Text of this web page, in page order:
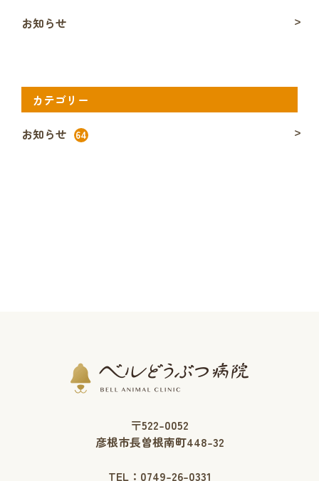
お知らせ
カテゴリー
お知らせ
64
〒522-0052
彦根市長曽根南町448-32
TEL： 0749-26-0331